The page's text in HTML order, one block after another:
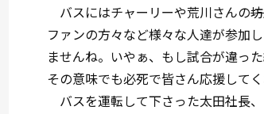
バスにはチャーリーや荒川さんの
ファンの方々など様々な人達が参加
ませんね。いやぁ、もし試合が違っ
その意味でも必死で皆さん応援して
バスを運転して下さった太田社長